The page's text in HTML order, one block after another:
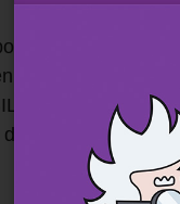
veröffentlicht
neuen Index,
IMMO Index.
exklusive